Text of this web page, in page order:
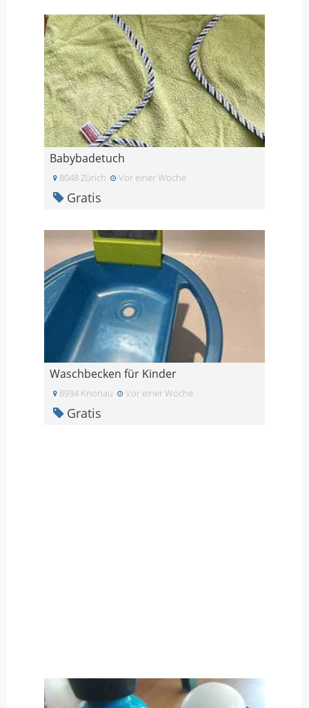
Babybadetuch
8048 Zürich Vor einer Woche
Gratis
Waschbecken für Kinder
8934 Knonau Vor einer Woche
Gratis